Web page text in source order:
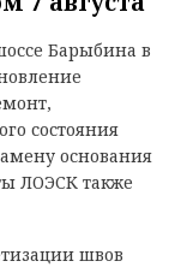
Барыбина в
состояния
основания
ЛОЭСК также
швов